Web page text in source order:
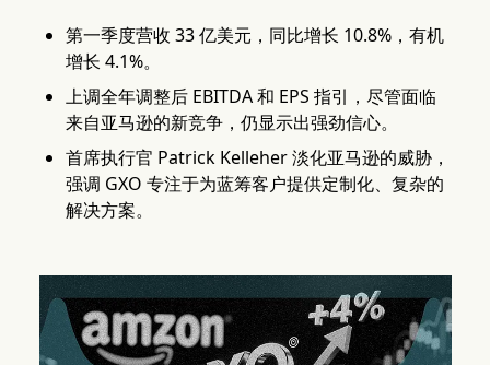
第一季度营收 33 亿美元，同比增长 10.8%，有机
增长 4.1%。
上调全年调整后 EBITDA 和 EPS 指引，尽管面临
来自亚马逊的新竞争，仍显示出强劲信心。
首席执行官 Patrick Kelleher 淡化亚马逊的威胁，
强调 GXO 专注于为蓝筹客户提供定制化、复杂的
解决方案。